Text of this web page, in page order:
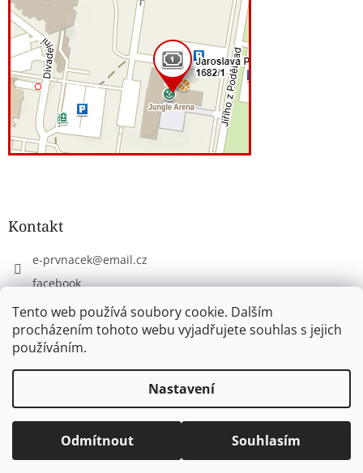
Tento web používá soubory cookie. Dalším
procházením tohoto webu vyjadřujete souhlas s jejich
používáním.
Nastavení
Odmítnout Souhlasím
Kontakt
e-prvnacek@email.cz
facebook
eprvnacek
Copyright 2026www.e-prvnacek.cz. Všechna práva